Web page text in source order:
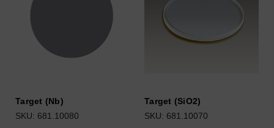
Target (Nb)
SKU: 681.10080
Target (SiO2)
SKU: 681.10070